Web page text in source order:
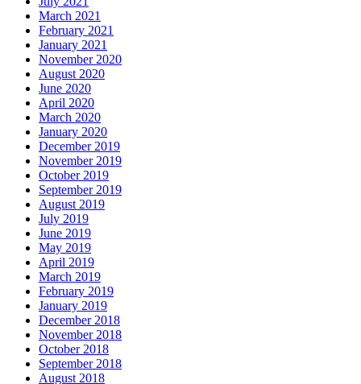
March 2021
February 2021
January 2021
November 2020
August 2020
June 2020
April 2020
March 2020
January 2020
December 2019
November 2019
October 2019
September 2019
August 2019
July 2019
June 2019
May 2019
April 2019
March 2019
February 2019
January 2019
December 2018
November 2018
October 2018
September 2018
August 2018